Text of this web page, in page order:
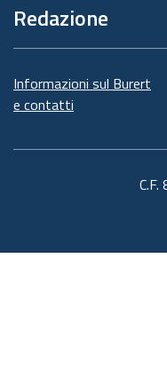
Redazione
Informazioni sul Burert
e contatti